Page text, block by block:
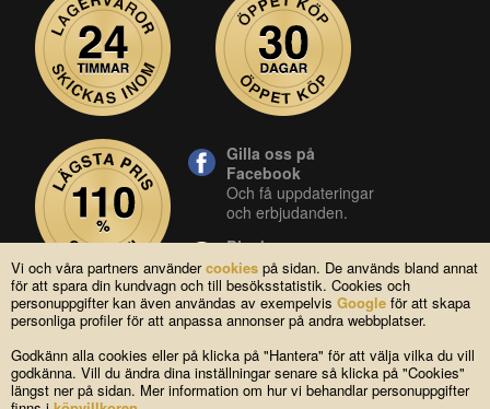
Vi och våra partners användercookies på sidan. De används bland annat
för att spara din kundvagn och till besöksstatistik. Cookies och
personuppgifter kan även användas av exempelvis Google för att skapa
personliga profiler för att anpassa annonser på andra webbplatser.
Godkänn alla cookies eller på klicka på "Hantera" för att välja vilka du vill
godkänna. Vill du ändra dina inställningar senare så klicka på "Cookies"
längst ner på sidan. Mer information om hur vi behandlar personuppgifter
Gilla oss på
Facebook
Och få uppdateringar
och erbjudanden.
Blocket
Vår butik på blocket.
YouTube
Se våra produkter live
Copyright © 2004-2026 Lagsidan AB